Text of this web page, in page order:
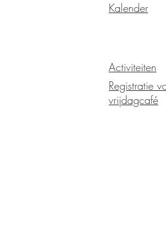
Kalender
Activiteiten
Registratie
vrijdagcafé